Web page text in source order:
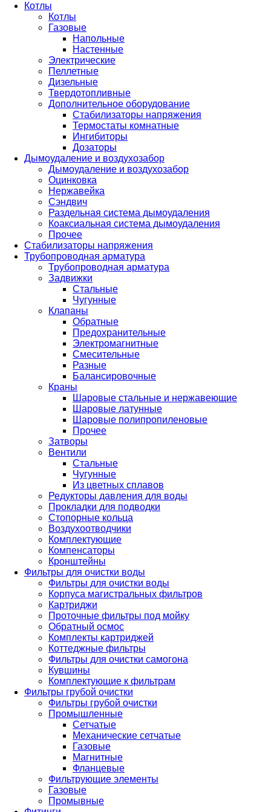
Котлы
Котлы
Газовые
Напольные
Настенные
Электрические
Пеллетные
Дизельные
Твердотопливные
Дополнительное оборудование
Стабилизаторы напряжения
Термостаты комнатные
Ингибиторы
Дозаторы
Дымоудаление и воздухозабор
Дымоудаление и воздухозабор
Оцинковка
Нержавейка
Сэндвич
Раздельная система дымоудаления
Коаксиальная система дымоудаления
Прочее
Стабилизаторы напряжения
Трубопроводная арматура
Трубопроводная арматура
Задвижки
Стальные
Чугунные
Клапаны
Обратные
Предохранительные
Электромагнитные
Смесительные
Разные
Балансировочные
Краны
Шаровые стальные и нержавеющие
Шаровые латунные
Шаровые полипропиленовые
Прочее
Затворы
Вентили
Стальные
Чугунные
Из цветных сплавов
Редукторы давления для воды
Прокладки для подводки
Стопорные кольца
Воздухоотводчики
Комплектующие
Компенсаторы
Кронштейны
Фильтры для очистки воды
Фильтры для очистки воды
Корпуса магистральных фильтров
Картриджи
Проточные фильтры под мойку
Обратный осмос
Комплекты картриджей
Коттеджные фильтры
Фильтры для очистки самогона
Кувшины
Комплектующие к фильтрам
Фильтры грубой очистки
Фильтры грубой очистки
Промышленные
Сетчатые
Механические сетчатые
Газовые
Магнитные
Фланцевые
Фильтрующие элементы
Газовые
Промывные